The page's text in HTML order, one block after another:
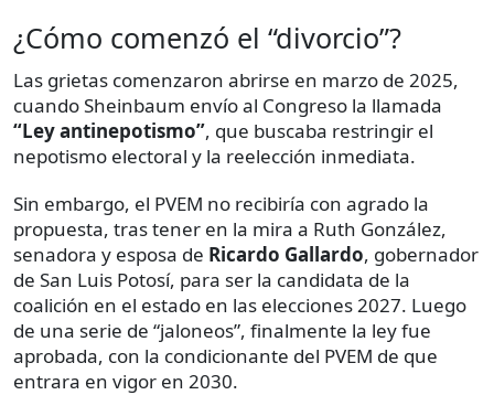
¿Cómo comenzó el “divorcio”?
Las grietas comenzaron abrirse en marzo de 2025,
cuando Sheinbaum envío al Congreso la llamada
“Ley antinepotismo”, que buscaba restringir el
nepotismo electoral y la reelección inmediata.
Sin embargo, el PVEM no recibiría con agrado la
propuesta, tras tener en la mira a Ruth González,
senadora y esposa de Ricardo Gallardo, gobernador
de San Luis Potosí, para ser la candidata de la
coalición en el estado en las elecciones 2027. Luego
de una serie de “jaloneos”, finalmente la ley fue
aprobada, con la condicionante del PVEM de que
entrara en vigor en 2030.